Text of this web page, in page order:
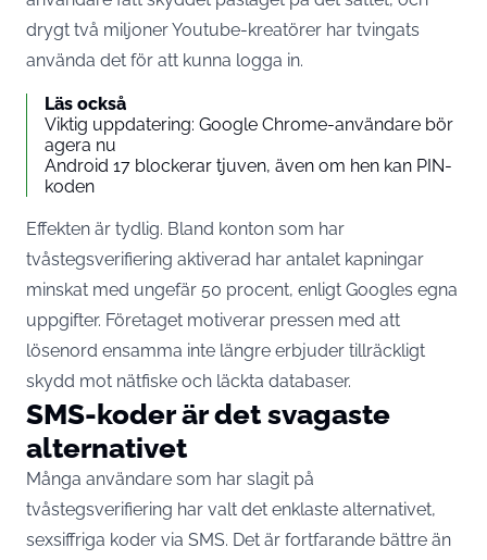
drygt två miljoner Youtube-kreatörer har tvingats
använda det för att kunna logga in.
Läs också
Viktig uppdatering: Google Chrome-användare bör
agera nu
Android 17 blockerar tjuven, även om hen kan PIN-
koden
Effekten är tydlig. Bland konton som har
tvåstegsverifiering aktiverad har antalet kapningar
minskat med ungefär 50 procent, enligt Googles egna
uppgifter. Företaget motiverar pressen med att
lösenord ensamma inte längre erbjuder tillräckligt
skydd mot nätfiske och läckta databaser.
SMS-koder är det svagaste
alternativet
Många användare som har slagit på
tvåstegsverifiering har valt det enklaste alternativet,
sexsiffriga koder via SMS. Det är fortfarande bättre än